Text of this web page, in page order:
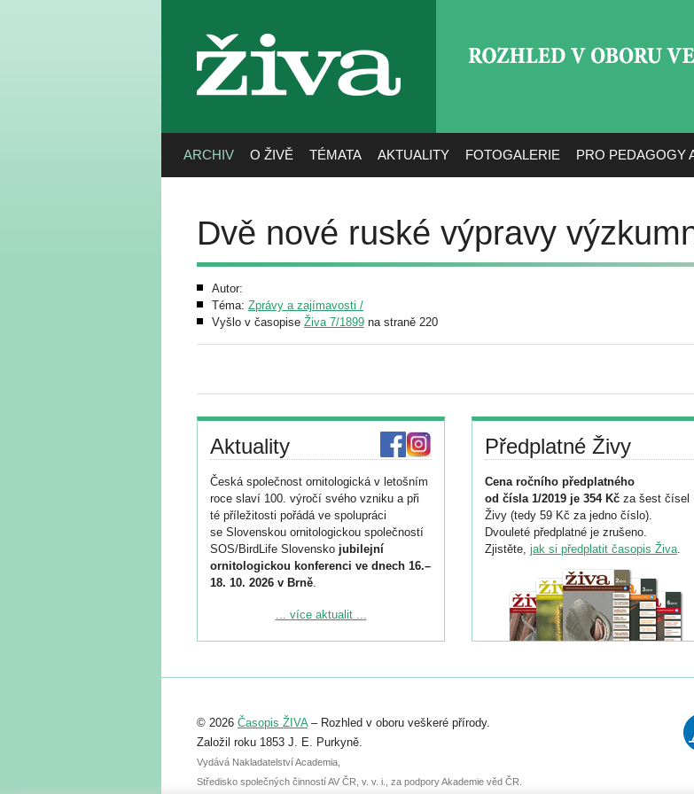
živa
ARCHIV O ŽIVĚ TÉMATA AKTUALITY FOTOGALERIE PRO PEDAGOGY
Dvě nové ruské výpravy
Autor:
Téma: Zprávy a zajímavosti /
Vyšlo v časopise Živa 7/1899 na straně 220
Aktuality
Česká společnost ornitologická v letošním
roce slaví 100. výročí svého vzniku a při
té příležitosti pořádá ve spolupráci
se Slovenskou ornitologickou společností
SOS/BirdLife Slovensko jubilejní
ornitologickou konferenci ve dnech 16.–
18. 10. 2026 v Brně.
Podrobnější informace ke konferenci
Registrovat se můžete do 6. září.
abstraktu přihlášené přednášky nebo
posteru je už 30. června.
... více aktualit ...
Předplatné Živy
Cena ročního předplatného
od čísla 1/2019 je 354 Kč za šest čísel
Živy (tedy 59 Kč za jedno číslo).
Dvouleté předplatné je zrušeno.
Zjistěte, jak si předplatit časopis Živa.
© 2026 Časopis ŽIVA– Rozhled v oboru veškeré přírody.
Založil roku 1853 J. E. Purkyně.
Vydává Nakladatelství Academia,
Středisko společných činností AV ČR, v. v. i., za podpory Akademie věd ČR.